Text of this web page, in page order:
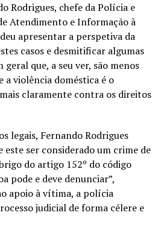
Rodrigues, chefe da Polícia e
Atendimento e Informação à
apresentar a perspetiva da
casos e desmitificar algumas
geral que, a seu ver, são menos
a violência doméstica é o
claramente contra os direitos
legais, Fernando Rodrigues
ser considerado um crime de
do artigo 152º do código
pode e deve denunciar”,
apoio à vítima, a polícia
judicial de forma célere e